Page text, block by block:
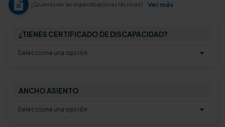
¿Quieres ver las especificaciones técnicas? Ver más
¿TIENES CERTIFICADO DE DISCAPACIDAD?
ANCHO ASIENTO